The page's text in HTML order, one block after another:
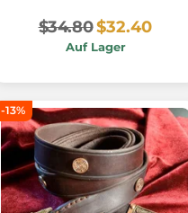
$34.80$32.40
Auf Lager
-13%